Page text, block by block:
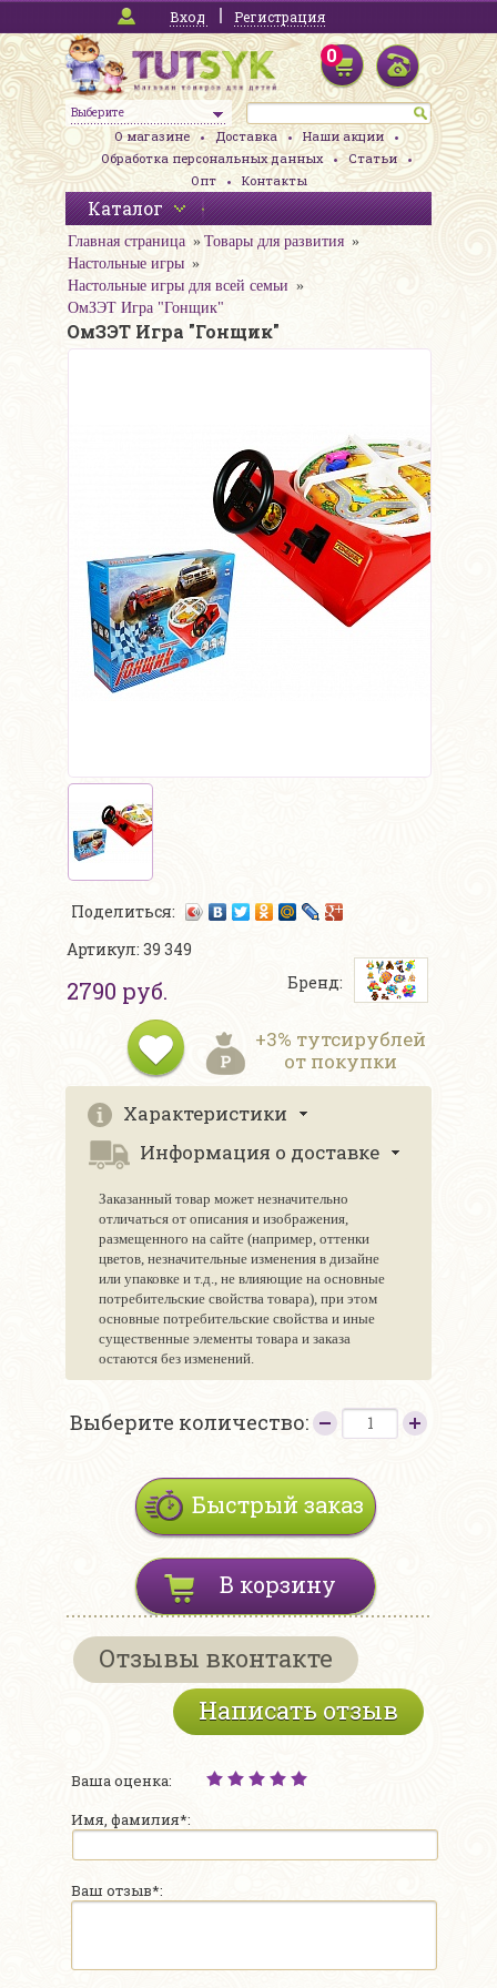
Вход Регистрация
Выберите
0
О магазине Доставка
Наши акции
Обработка персональных данных
Статьи
Опт
Контакты
Каталог
Главная страница
Товары для развития
Настольные игры
Настольные игры для всей семьи
ОмЗЭТ Игра "Гонщик"
ОмЗЭТ Игра "Гонщик"
Поделиться:
Артикул: 39 349
2790 руб. Бренд:
+3% тутсирублей
от покупки
Характеристики
Информация о доставке
Заказанный товар может незначительно
отличаться от описания и изображения,
размещенного на сайте (например, оттенки
цветов, незначительные изменения в дизайне
или упаковке и т.д., не влияющие на основные
потребительские свойства товара), при этом
основные потребительские свойства и иные
существенные элементы товара и заказа
остаются без изменений.
Выберите количество:
Быстрый заказ
В корзину
Отзывы вконтакте
Написать отзыв
Ваша оценка:
Имя, фамилия*:
Ваш отзыв*: